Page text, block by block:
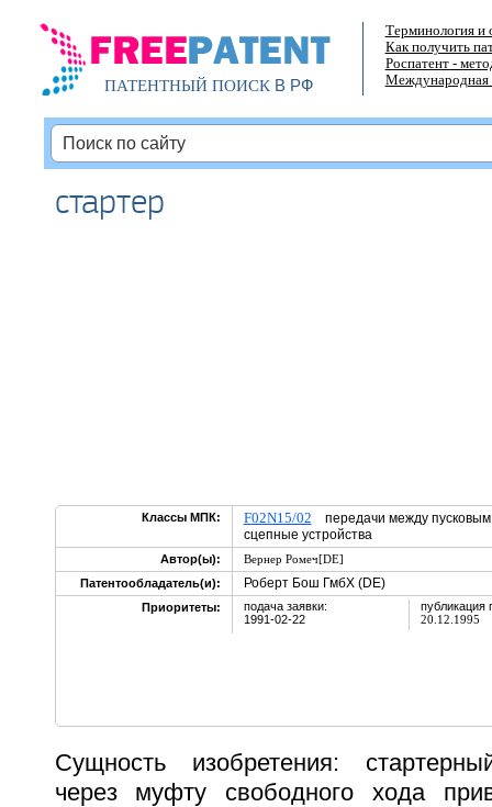
ПАТЕНТНЫЙ ПОИСКВ РФ
Терминология и
Как получить
Роспатент -
Международная
стартер
Классы МПК: F02N15/02 передачи между
сцепные устройства
Автор(ы):
Вернер Ромеч[DE]
Патентообладатель(и):
Роберт Бош ГмбХ (DE)
Приоритеты:
подача заявки:
1991-02-22
публикация
20.12.1995
Сущность изобретения:
через муфту свободного хода